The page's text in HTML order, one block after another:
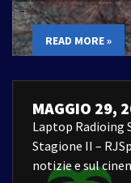
READ MORE »
MAGGIO 29,
Laptop Radioing
Stagione II –
notizie e sul